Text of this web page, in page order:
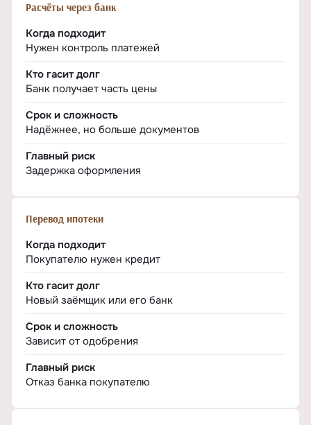
Расчёты через банк
Когда подходит
Нужен контроль платежей
Кто гасит долг
Банк получает часть цены
Срок и сложность
Надёжнее, но больше документов
Главный риск
Задержка оформления
Перевод ипотеки
Когда подходит
Покупателю нужен кредит
Кто гасит долг
Новый заёмщик или его банк
Срок и сложность
Зависит от одобрения
Главный риск
Отказ банка покупателю